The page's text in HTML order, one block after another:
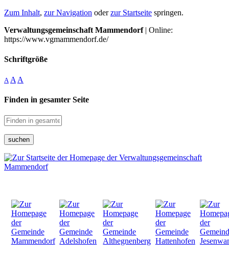
Zum Inhalt, zur Navigation oderzur Startseite springen.
Verwaltungsgemeinschaft Mammendorf| Online:
https://www.vgmammendorf.de/
Schriftgröße
A A A
Finden in gesamter Seite
suchen